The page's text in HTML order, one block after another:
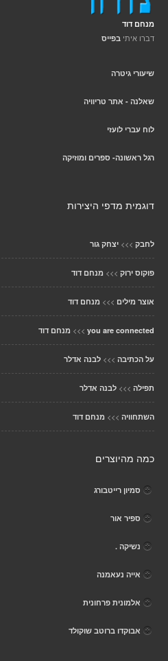
מנחם דוד
דברו איתי בפייס
שיעורי גיטרה
שאלנה - אתר טריוויה
לוח עברי לועזי
רגל ראשונה- ספרים ומוזיקה
דוגמית מדפי היצירות
לחבק >>> יצחק גור
פוקוס ירוק >>> מנחם דוד
אוצר מילים >>> מנחם דוד
you are connected
>>> מנחם דוד
על הכתיבה >>> לבנה אדלר
תפילה >>> לבנה אדלר
השתחוויה >>> מנחם דוד
כמה מהיוצרים
סמיון רייטבורג
ספיר אור
נשיקה .
אייה נעאמנה
אלמונית פרחונית
אבוקדו ברוטב שוקולד